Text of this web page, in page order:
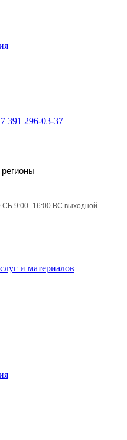
391 296-03-37
9:00–16:00 ВС выходной
и материалов